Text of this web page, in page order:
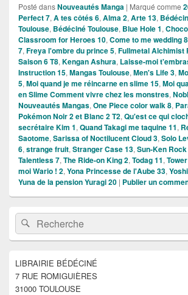
Posté dansNouveautés Manga | Marqué comme
Perfect 7, A tes côtés 6, Alma 2, Arte 13,
Toulouse, Bédéciné Toulouse, Blue Hole 1,
Classroom for Heroes 10, Come to me wedding 8
7, Freya l'ombre du prince 5, Fullmetal Alchimist
Saison 6 T8, Kengan Ashura, Laisse-moi
Instruction 15, Mangas Toulouse, Men's Life 3,
5, Moi quand je me réincarne en slime 15, Moi
en Slime Comment vivre chez les monstres,
Nouveautés Mangas, One Piece color walk 8,
Pokémon Noir 2 et Blanc 2 T2, Qu'est ce qui
secrétaire Kim 1, Quand Takagi me taquine 11,
Saotome, Sarissa of Noctilucent Cloud 3, Solo
6, strange fruit, Stranger Case 13, Sun-Ken
Talentless 7, The Ride-on King 2, Todag 11,
moi Wario ! 2, Yona Princesse de l'Aube 33,
Yuna de la pension Yuragi 20 | Publier un
Zone
principale
de
widget
barre
latérale
Recherche :Rechercher
LIBRAIRIE BÉDÉCINÉ
7 RUE ROMIGUIÈRES
31000 TOULOUSE